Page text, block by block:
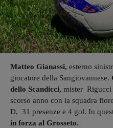
Matteo Gianassi, esterno
giocatore della Sangiovannese.
dello Scandicci, mister Rigucci
scorso anno con la squadra
D, 31 presenze e 4 gol. In
in forza al Grosseto.